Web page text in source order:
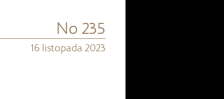
No 235
16 listopada 2023